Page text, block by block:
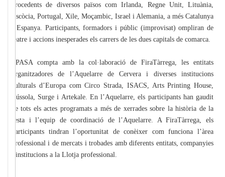
procedents de diversos països com Irlanda, Regne Unit, Lituània,
Escòcia, Portugal, Xile, Moçambic, Israel i Alemania, a més Catalunya
i Espanya. Participants, formadors i públic (improvisat) ompliran de
teatre i accions inesperades els carrers de les dues capitals de comarca.
SPASA compta amb la col·laboració de FiraTàrrega, les entitats
organitzadores de l’Aquelarre de Cervera i diverses institucions
culturals d’Europa com Circo Strada, ISACS, Arts Printing House,
Bússola, Surge i Artekale. En l’Aquelarre, els participants han gaudit
de tots els actes programats a més de xerrades sobre la història de la
festa i l’equip de coordinació de l’Aquelarre. A FiraTàrrega, els
participants tindran l’oportunitat de conèixer com funciona l’àrea
professional i de mercats i trobades amb diferents entitats, companyies
i institucions a la Llotja professional.